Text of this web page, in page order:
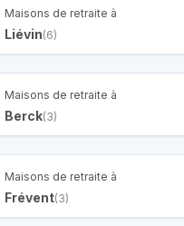
Maisons de retraite à
Liévin(6)
Maisons de retraite à
Berck(3)
Maisons de retraite à
Frévent(3)